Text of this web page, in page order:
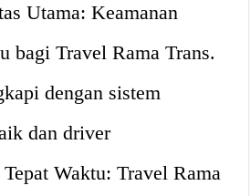
Utama: Keamanan
bagi Travel Rama Trans.
dengan sistem
dan driver
Waktu: Travel Rama